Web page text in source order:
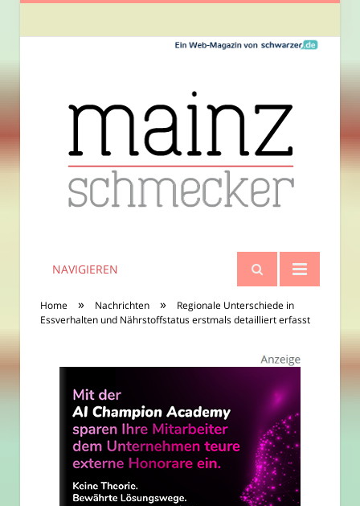
NAVIGIEREN
Home » Nachrichten »
Regionale Unterschiede in
Essverhalten und Nährstoffstatus erstmals detailliert erfasst